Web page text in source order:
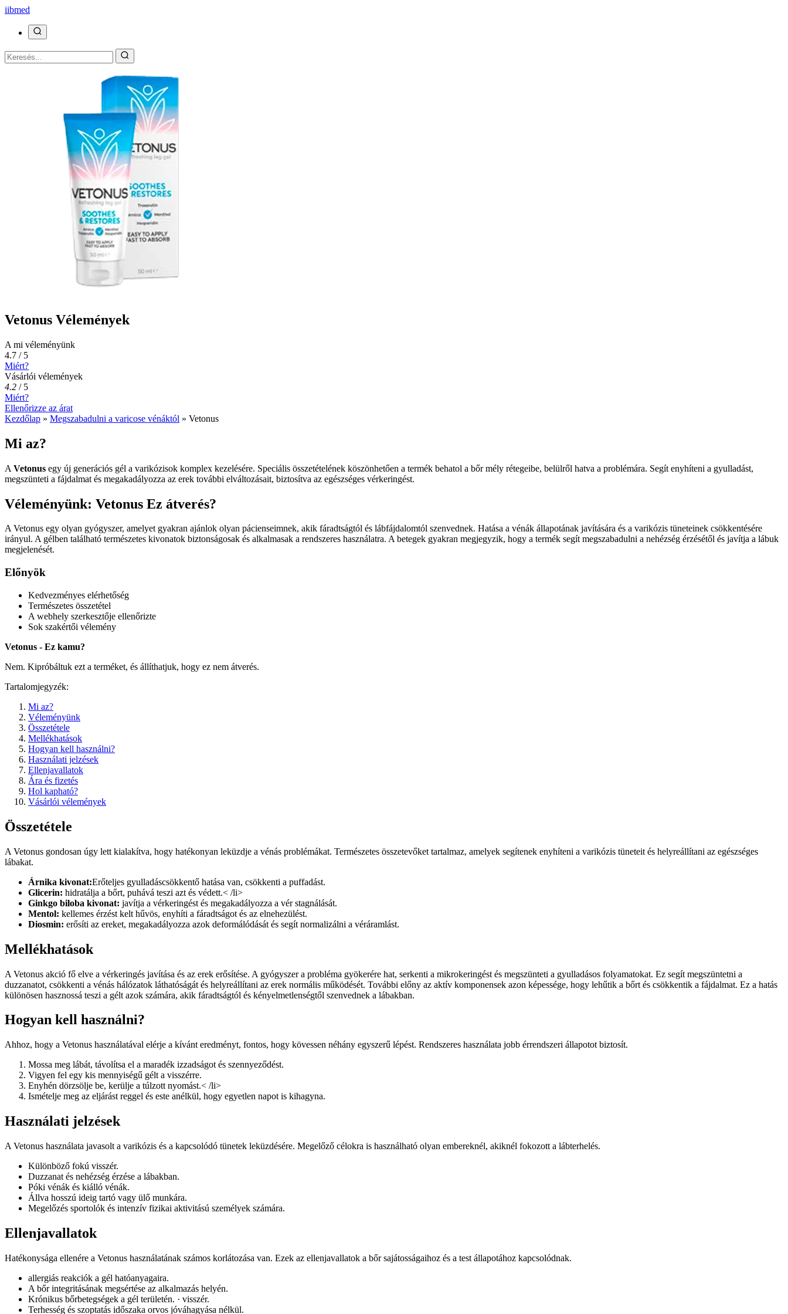
iibmed
Vetonus Vélemények
A mi véleményünk
4.7 / 5
Miért?
Vásárlói vélemények
4.2 / 5
Miért?
Ellenőrizze az árat
Kezdőlap » Megszabadulni a varicose vénáktól » Vetonus
Mi az?
A Vetonus egy új generációs gél a varikózisok komplex kezelésére. Speciális összetételének köszönhetően a termék behatol a bőr mély rétegeibe, belülről hatva a problémára. Segít enyhíteni a gyulladást,
megszünteti a fájdalmat és megakadályozza az erek további elváltozásait, biztosítva az egészséges vérkeringést.
Véleményünk: Vetonus Ez átverés?
A Vetonus egy olyan gyógyszer, amelyet gyakran ajánlok olyan pácienseimnek, akik fáradtságtól és lábfájdalomtól szenvednek. Hatása a vénák állapotának javítására és a varikózis tüneteinek csökkentésére
irányul. A gélben található természetes kivonatok biztonságosak és alkalmasak a rendszeres használatra. A betegek gyakran megjegyzik, hogy a termék segít megszabadulni a nehézség érzésétől és javítja a lábuk
megjelenését.
Előnyök
Kedvezményes elérhetőség
Természetes összetétel
A webhely szerkesztője ellenőrizte
Sok szakértői vélemény
Vetonus - Ez kamu?
Nem. Kipróbáltuk ezt a terméket, és állíthatjuk, hogy ez nem átverés.
Tartalomjegyzék:
Mi az?
Véleményünk
Összetétele
Mellékhatások
Hogyan kell használni?
Használati jelzések
Ellenjavallatok
Ára és fizetés
Hol kapható?
Vásárlói vélemények
Összetétele
A Vetonus gondosan úgy lett kialakítva, hogy hatékonyan leküzdje a vénás problémákat. Természetes összetevőket tartalmaz, amelyek segítenek enyhíteni a varikózis tüneteit és helyreállítani az egészséges
lábakat.
Árnika kivonat:Erőteljes gyulladáscsökkentő hatása van, csökkenti a puffadást.
Glicerin: hidratálja a bőrt, puhává teszi azt és védett.< /li>
Ginkgo biloba kivonat: javítja a vérkeringést és megakadályozza a vér stagnálását.
Mentol: kellemes érzést kelt hűvös, enyhíti a fáradtságot és az elnehezülést.
Diosmin: erősíti az ereket, megakadályozza azok deformálódását és segít normalizálni a véráramlást.
Mellékhatások
A Vetonus akció fő elve a vérkeringés javítása és az erek erősítése. A gyógyszer a probléma gyökerére hat, serkenti a mikrokeringést és megszünteti a gyulladásos folyamatokat. Ez segít megszüntetni a
duzzanatot, csökkenti a vénás hálózatok láthatóságát és helyreállítani az erek normális működését. További előny az aktív komponensek azon képessége, hogy lehűtik a bőrt és csökkentik a fájdalmat. Ez a hatás
különösen hasznossá teszi a gélt azok számára, akik fáradtságtól és kényelmetlenségtől szenvednek a lábakban.
Hogyan kell használni?
Ahhoz, hogy a Vetonus használatával elérje a kívánt eredményt, fontos, hogy kövessen néhány egyszerű lépést. Rendszeres használata jobb érrendszeri állapotot biztosít.
Mossa meg lábát, távolítsa el a maradék izzadságot és szennyeződést.
Vigyen fel egy kis mennyiségű gélt a visszérre.
Enyhén dörzsölje be, kerülje a túlzott nyomást.< /li>
Ismételje meg az eljárást reggel és este anélkül, hogy egyetlen napot is kihagyna.
Használati jelzések
A Vetonus használata javasolt a varikózis és a kapcsolódó tünetek leküzdésére. Megelőző célokra is használható olyan embereknél, akiknél fokozott a lábterhelés.
Különböző fokú visszér.
Duzzanat és nehézség érzése a lábakban.
Póki vénák és kiálló vénák.
Állva hosszú ideig tartó vagy ülő munkára.
Megelőzés sportolók és intenzív fizikai aktivitású személyek számára.
Ellenjavallatok
Hatékonysága ellenére a Vetonus használatának számos korlátozása van. Ezek az ellenjavallatok a bőr sajátosságaihoz és a test állapotához kapcsolódnak.
allergiás reakciók a gél hatóanyagaira.
A bőr integritásának megsértése az alkalmazás helyén.
Krónikus bőrbetegségek a gél területén. · visszér.
Terhesség és szoptatás időszaka orvos jóváhagyása nélkül.